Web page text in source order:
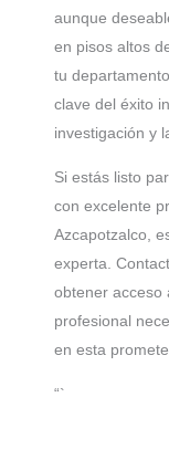
aunque
en pisos altos
tu
clave del éxito
investigación y
Si estás listo
con excelente
Azcapotzalco,
experta.
obtener acceso
profesional
en esta
“`